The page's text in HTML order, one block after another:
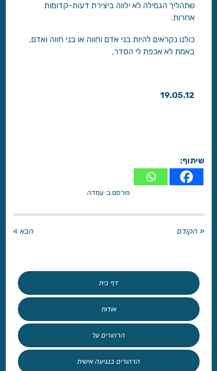
שתהליך הגמילה לא ילווה ביצירת דעות-קדומות
אחרות.
כולנו נקראים להיות בני אדם וחווה או בני חווה ואדם,
באמת לא אכפת לי הסדר.
19.05.12
שיתוף:
פורסם ב: עמדה
« הקודם הבא »
דף בית
אודות
הרהורים על
הרהורים בנגיעה אישית